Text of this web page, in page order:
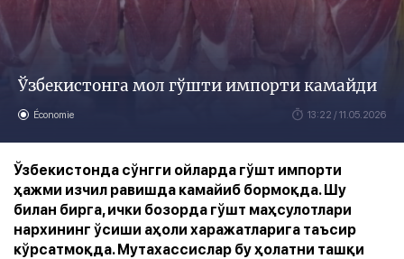
Ўзбекистонга мол гўшти импорти камайди
Économie 13:22 / 11.05.2026
Ўзбекистонда сўнгги ойларда гўшт импорти
ҳажми изчил равишда камайиб бормоқда. Шу
билан бирга, ички бозорда гўшт маҳсулотлари
нархининг ўсиши аҳоли харажатларига таъсир
кўрсатмоқда. Мутахассислар бу ҳолатни ташқи